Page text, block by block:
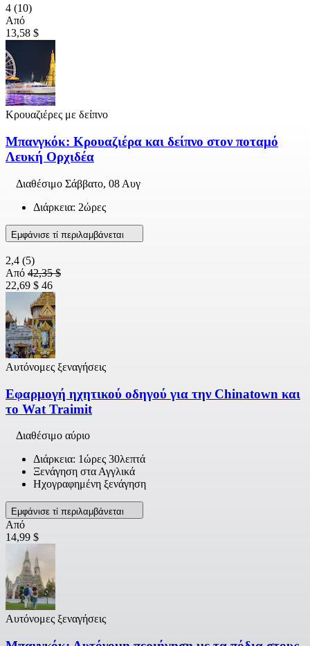
4 (10)
Από
13,58 $
Κρουαζιέρες με δείπνο
Μπανγκόκ: Κρουαζιέρα και δείπνο στον ποταμό
Λευκή Ορχιδέα
Διαθέσιμο Σάββατο, 08 Αυγ
Διάρκεια: 2ώρες
Εμφάνισε τί περιλαμβάνεται
2,4 (5)
Από 42,35 $
22,69 $ 46
Αυτόνομες ξεναγήσεις
Εφαρμογή ηχητικού οδηγού για την Chinatown και
το Wat Traimit
Διαθέσιμο αύριο
Διάρκεια: 1ώρες 30λεπτά
Ξενάγηση στα Αγγλικά
Ηχογραφημένη ξενάγηση
Εμφάνισε τί περιλαμβάνεται
Από
14,99 $
Αυτόνομες ξεναγήσεις